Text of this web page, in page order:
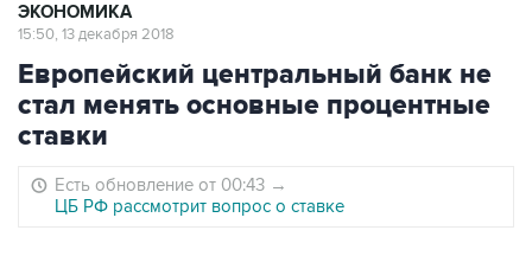
ЭКОНОМИКА
15:50, 13 декабря 2018
Европейский центральный банк не
стал менять основные процентные
ставки
Есть обновление от 00:43 →
ЦБ РФ рассмотрит вопрос о ставке